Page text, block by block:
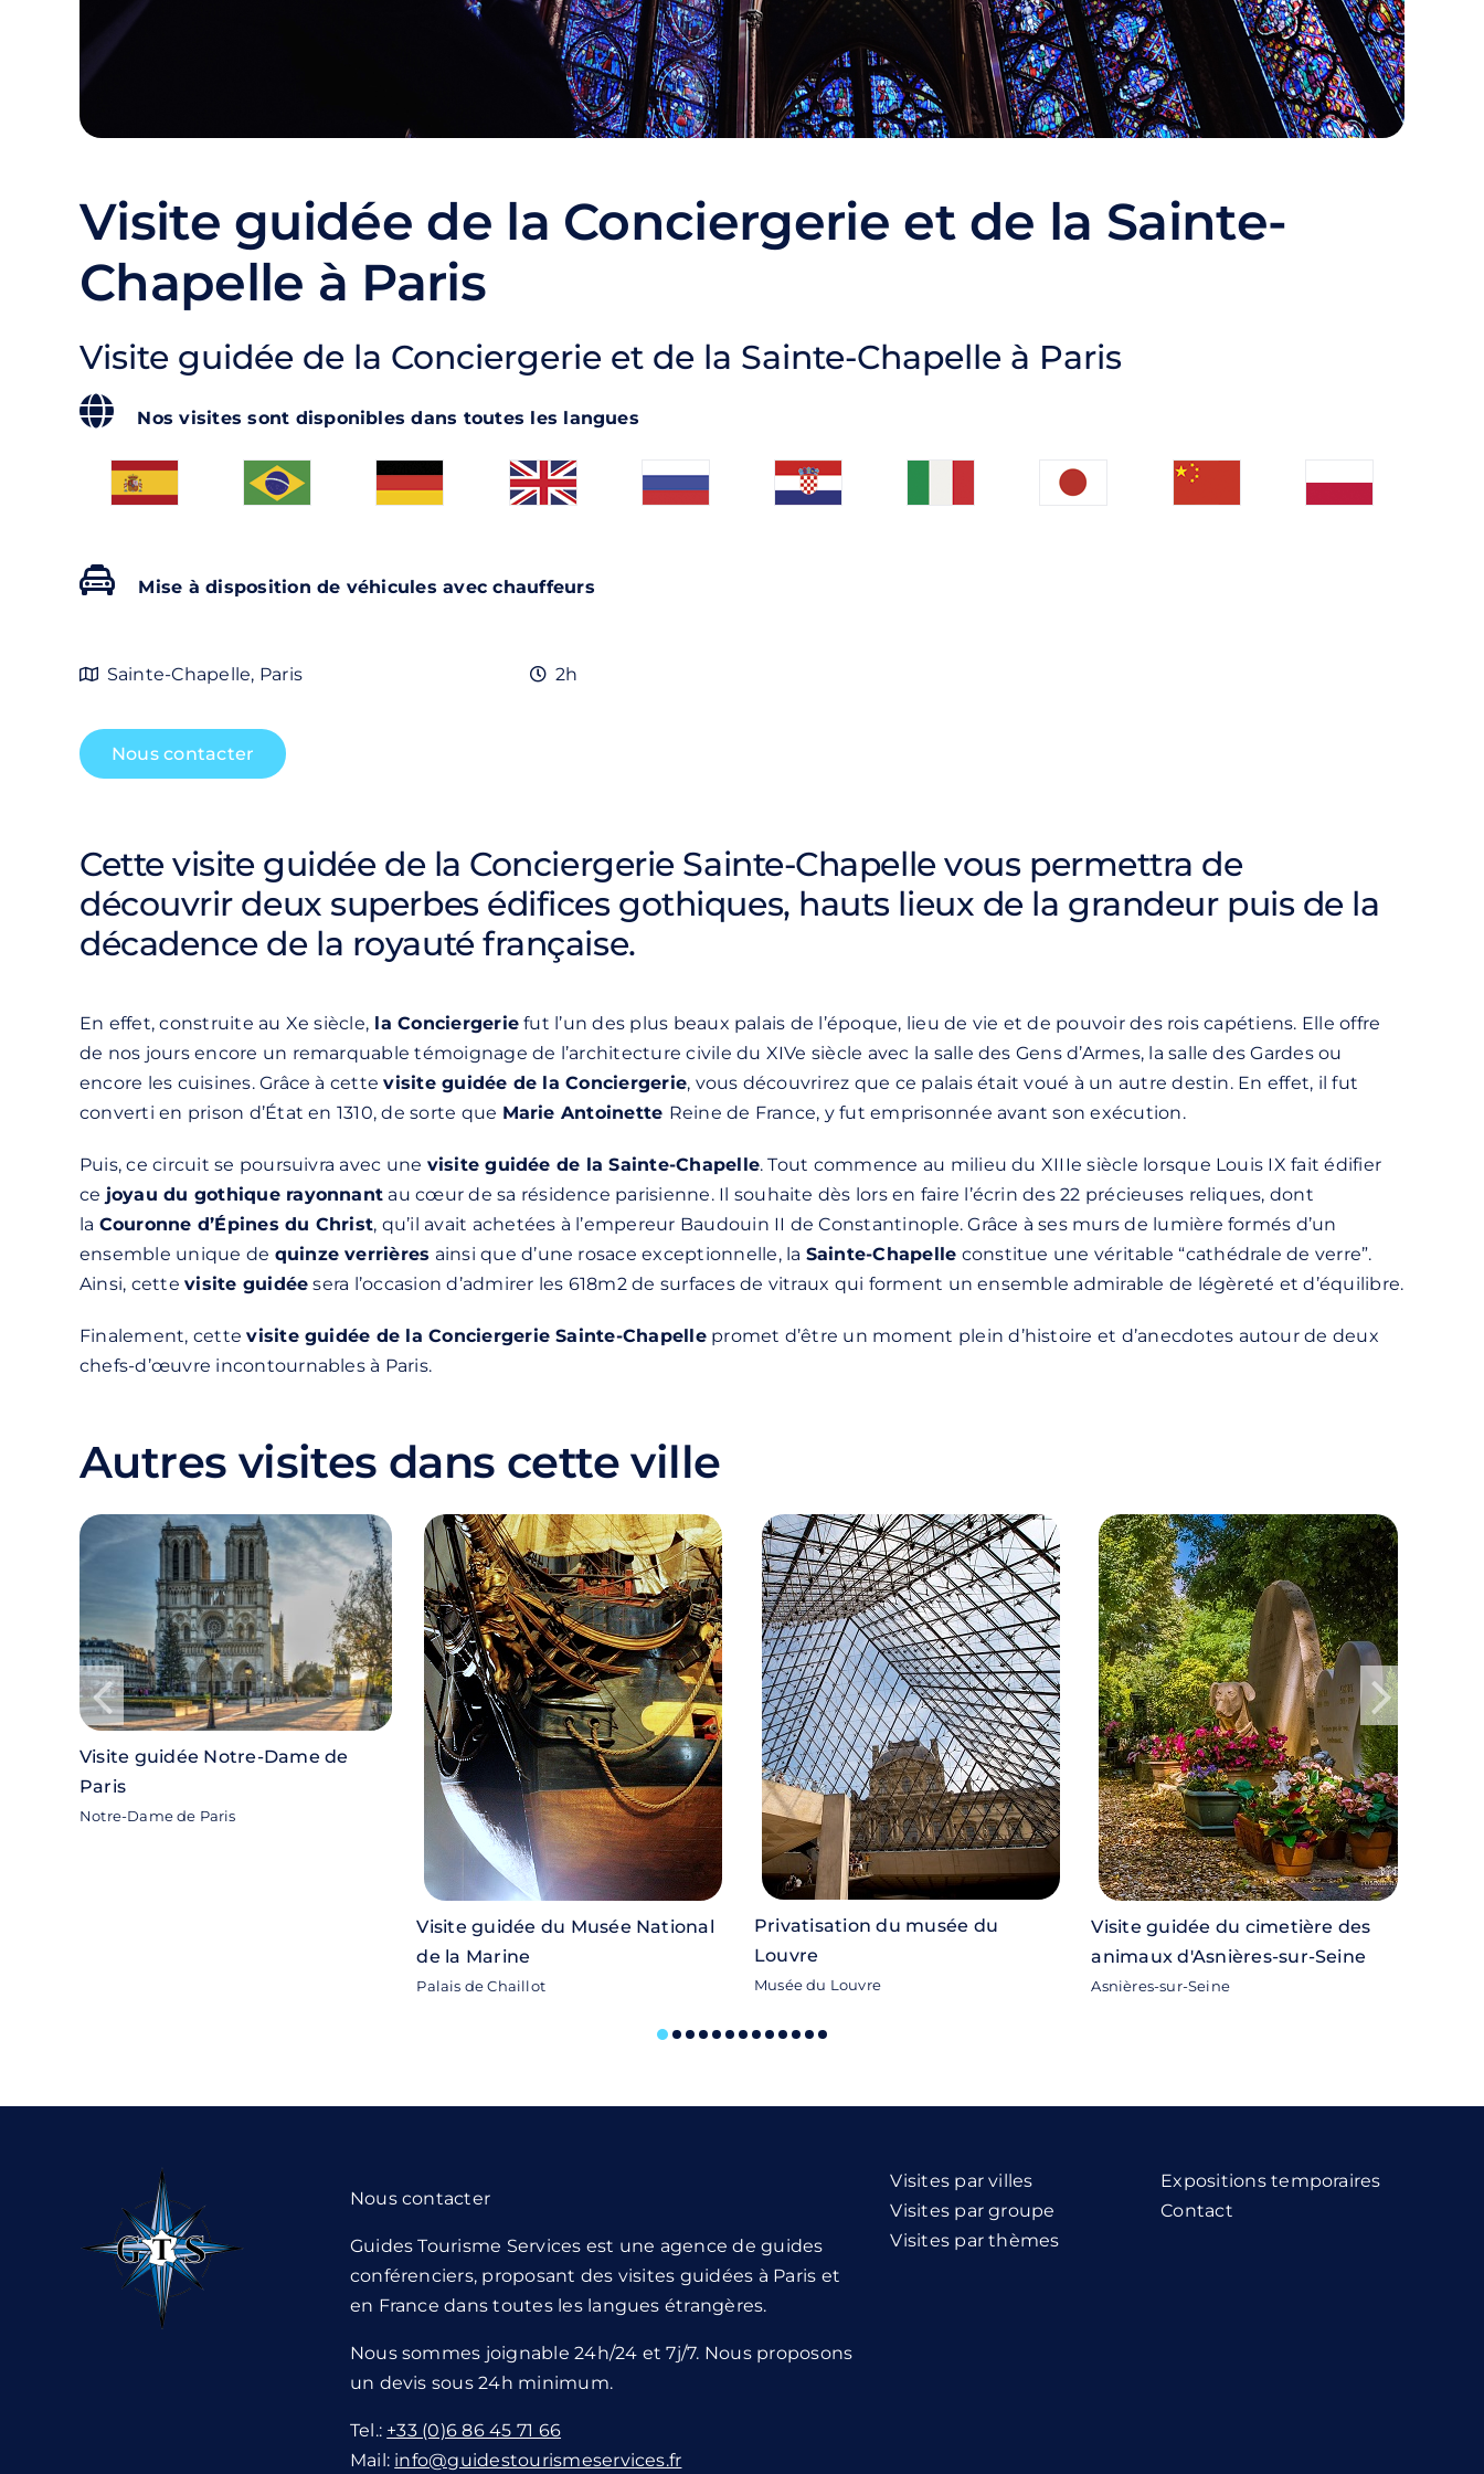
Visite guidée de la Conciergerie et de la Sainte-
Chapelle à Paris
Visite guidée de la Conciergerie et de la Sainte-Chapelle à Paris
Nos visites sont disponibles dans toutes les langues
Mise à disposition de véhicules avec chauffeurs
Sainte-Chapelle, Paris 2h
Nous contacter
Cette visite guidée de la Conciergerie Sainte-Chapelle vous permettra de
découvrir deux superbes édifices gothiques, hauts lieux de la grandeur puis de la
décadence de la royauté française.
En effet, construite au Xe siècle, la Conciergerie fut l’un des plus beaux palais de l’époque, lieu de vie et de pouvoir des rois capétiens. Elle offre
de nos jours encore un remarquable témoignage de l’architecture civile du XIVe siècle avec la salle des Gens d’Armes, la salle des Gardes ou
encore les cuisines. Grâce à cettevisite guidée de la Conciergerie, vous découvrirez que ce palais était voué à un autre destin. En effet, il fut
converti en prison d’État en 1310, de sorte que Marie Antoinette Reine de France, y fut emprisonnée avant son exécution.
Puis, ce circuit se poursuivra avec une visite guidée de la Sainte-Chapelle. Tout commence au milieu du XIIIe siècle lorsque Louis IX fait édifier
ce joyau du gothique rayonnant au cœur de sa résidence parisienne. Il souhaite dès lors en faire l’écrin des 22 précieuses reliques, dont
la Couronne d’Épines du Christ, qu’il avait achetées à l’empereur Baudouin II de Constantinople. Grâce à ses murs de lumière formés d’un
ensemble unique de quinze verrières ainsi que d’une rosace exceptionnelle, la Sainte-Chapelle constitue une véritable “cathédrale de verre”.
Ainsi, cettevisite guidée sera l’occasion d’admirer les 618m2 de surfaces de vitraux qui forment un ensemble admirable de légèreté et d’équilibre.
Finalement, cettevisite guidée de la Conciergerie Sainte-Chapellepromet d’être un moment plein d’histoire et d’anecdotes autour de deux
chefs-d’œuvre incontournables à Paris.
Autres visites dans cette ville
Visite guidée Notre-Dame de
Paris
Notre-Dame de Paris
Visite guidée du Musée National
de la Marine
Palais de Chaillot
Privatisation du musée du
Louvre
Musée du Louvre
Visite guidée du cimetière des
animaux d'Asnières-sur-Seine
Asnières-sur-Seine
Nous contacter
Guides Tourisme Services est une agence de guides
conférenciers, proposant des visites guidées à Paris et
en France dans toutes les langues étrangères.
Nous sommes joignable 24h/24 et 7j/7. Nous proposons
un devis sous 24h minimum.
Tel.: +33 (0)6 86 45 71 66
Mail: info@guidestourismeservices.fr
Visites par villes
Visites par groupe
Visites par thèmes
Expositions temporaires
Contact